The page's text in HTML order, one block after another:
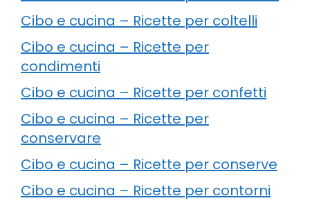
Cibo e cucina – Ricette per coltelli
Cibo e cucina – Ricette per
condimenti
Cibo e cucina – Ricette per confetti
Cibo e cucina – Ricette per
conservare
Cibo e cucina – Ricette per conserve
Cibo e cucina – Ricette per contorni